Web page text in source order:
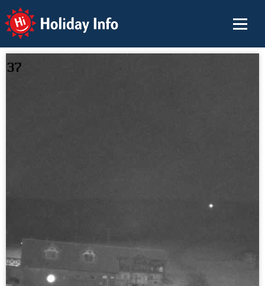
Holiday Info